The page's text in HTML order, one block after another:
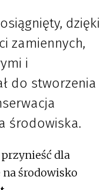
dzięki
zamiennych,
i
do stworzenia
środowiska.
dla
środowisko